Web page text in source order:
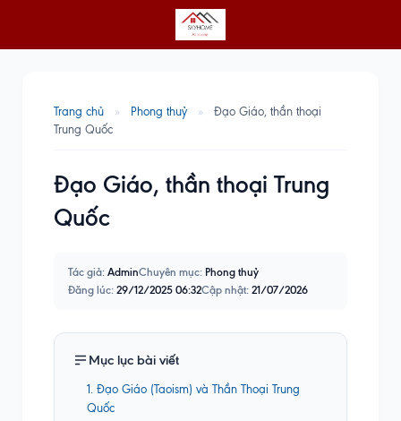
Trang chủ » Phong thuỷ »
Đạo Giáo, thần thoại
Trung Quốc
Đạo Giáo, thần thoại Trung
Quốc
Tác giả: AdminChuyên mục: Phong thuỷ
Đăng lúc: 29/12/2025 06:32Cập nhật: 21/07/2026
Mục lục bài viết
1. Đạo Giáo (Taoism) và Thần Thoại Trung
Quốc